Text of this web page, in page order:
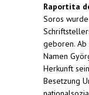
Raportita
Soros
geboren.
Namen
Herkunft
Besetzung